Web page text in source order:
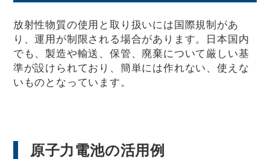
放射性物質の使用と取り扱いには国際規制があ
り、運用が制限される場合があります。日本国内
でも、製造や輸送、保管、廃棄について厳しい基
準が設けられており、簡単には作れない、使えな
いものとなっています。
原子力電池の活用例